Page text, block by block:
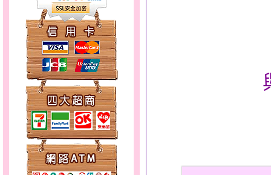
幸福洋溢～金銀鋼套鍊
分享愛～金銀鋼套鍊